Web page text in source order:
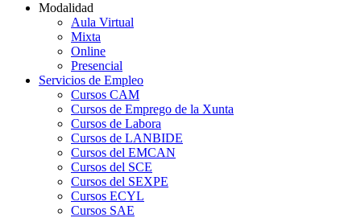
Modalidad
Aula Virtual
Mixta
Online
Presencial
Servicios de Empleo
Cursos CAM
Cursos de Emprego de la Xunta
Cursos de Labora
Cursos de LANBIDE
Cursos del EMCAN
Cursos del SCE
Cursos del SEXPE
Cursos ECYL
Cursos SAE